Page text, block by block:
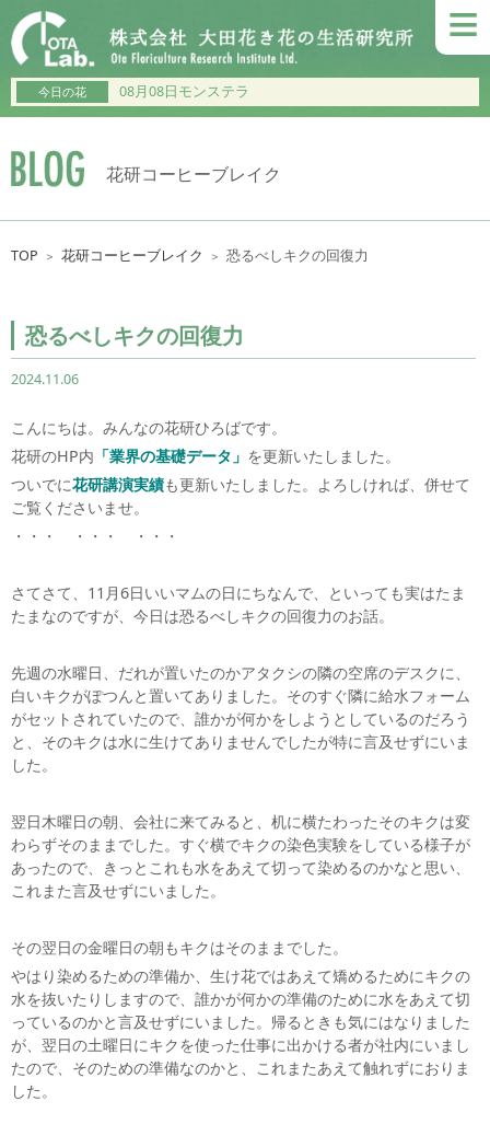
≡
今日の花 08月08日モンステラ
花研コーヒーブレイク
TOP ＞ 花研コーヒーブレイク ＞ 恐るべしキクの回復力
恐るべしキクの回復力
2024.11.06
こんにちは。みんなの花研ひろばです。
花研のHP内 「業界の基礎データ」 を更新いたしました。
ついでに花研講演実績も更新いたしました。よろしければ、併せて
ご覧くださいませ。
・・・ ・・・ ・・・
さてさて、11月6日いいマムの日にちなんで、といっても実はたま
たまなのですが、今日は恐るべしキクの回復力のお話。
先週の水曜日、だれが置いたのかアタクシの隣の空席のデスクに、
白いキクがぽつんと置いてありました。そのすぐ隣に給水フォーム
がセットされていたので、誰かが何かをしようとしているのだろう
と、そのキクは水に生けてありませんでしたが特に言及せずにいま
した。
翌日木曜日の朝、会社に来てみると、机に横たわったそのキクは変
わらずそのままでした。すぐ横でキクの染色実験をしている様子が
あったので、きっとこれも水をあえて切って染めるのかなと思い、
これまた言及せずにいました。
その翌日の金曜日の朝もキクはそのままでした。
やはり染めるための準備か、生け花ではあえて矯めるためにキクの
水を抜いたりしますので、誰かが何かの準備のために水をあえて切
っているのかと言及せずにいました。帰るときも気にはなりました
が、翌日の土曜日にキクを使った仕事に出かける者が社内にいまし
たので、そのための準備なのかと、これまたあえて触れずにおりま
した。